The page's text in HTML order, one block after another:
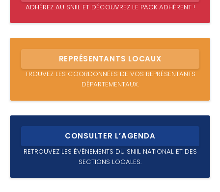
ADHÉREZ AU SNIIL ET DÉCOUVREZ LE PACK ADHÉRENT !
REPRÉSENTANTS LOCAUX
TROUVEZ LES COORDONNÉES DE VOS REPRÉSENTANTS
DÉPARTEMENTAUX.
CONSULTER L’AGENDA
RETROUVEZ LES ÉVÈNEMENTS DU SNIIL NATIONAL ET DES
SECTIONS LOCALES.